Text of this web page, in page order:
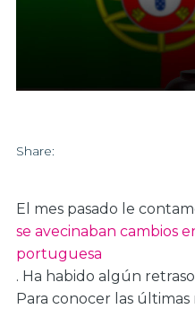
Share:
El mes pasado le
se avecinaban cambios
portuguesa
. Ha habido algún
Para conocer las